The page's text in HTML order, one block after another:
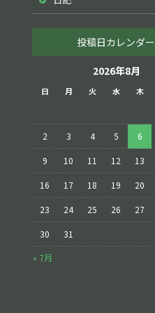
投稿日カレンダー
2026年8月
日 月 火 水 木
« 7月
2 3 4 5 6
9 10 11 12 13
16 17 18 19 20
23 24 25 26 27
30 31